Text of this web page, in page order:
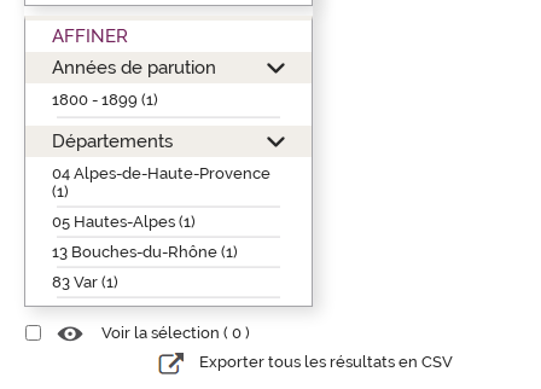
AFFINER
Années de parution
1800 - 1899 (1)
Départements
04 Alpes-de-Haute-Provence
(1)
05 Hautes-Alpes (1)
13 Bouches-du-Rhône (1)
83 Var (1)
Voir la sélection ( 0 )
Exporter tous les résultats en CSV